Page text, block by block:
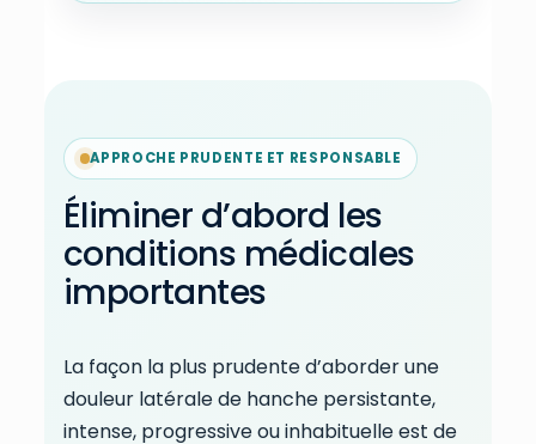
APPROCHE PRUDENTE ET RESPONSABLE
Éliminer d’abord les
conditions médicales
importantes
La façon la plus prudente d’aborder une
douleur latérale de hanche persistante,
intense, progressive ou inhabituelle est de